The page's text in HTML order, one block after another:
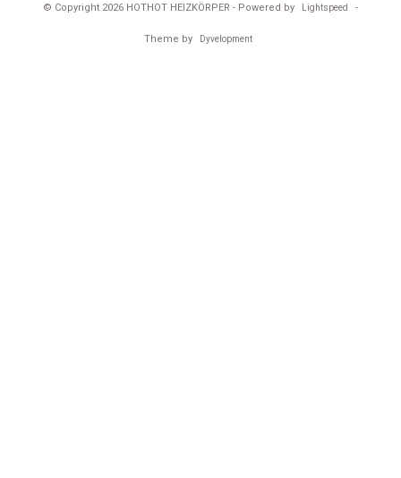
© Copyright 2026 HOTHOT HEIZKÖRPER - Powered by Lightspeed -
Theme by Dyvelopment